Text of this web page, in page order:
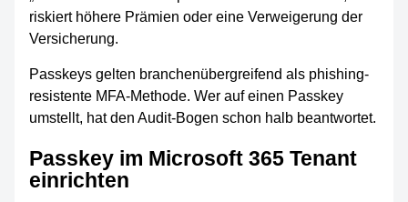
riskiert höhere Prämien oder eine Verweigerung der
Versicherung.
Passkeys gelten branchenübergreifend als phishing-
resistente MFA-Methode. Wer auf einen Passkey
umstellt, hat den Audit-Bogen schon halb beantwortet.
Passkey im Microsoft 365 Tenant
einrichten